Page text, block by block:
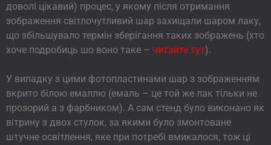
доволі цікавий) процес, у якому після отримання
зображення світлочутливий шар захищали шаром лаку,
що збільшувало термін зберігання таких зображень (хто
хоче подробиць шо воно таке – читайте тут).
У випадку з цими фотопластинами шар з зображенням
вкрито білою емаллю (емаль – це той же лак тільки не
прозорий а з фарбником). А сам стенд було виконано як
вітрину з двох стулок, за якими було змонтоване
штучне освітлення, яке при потребі вмикалося, тож ці